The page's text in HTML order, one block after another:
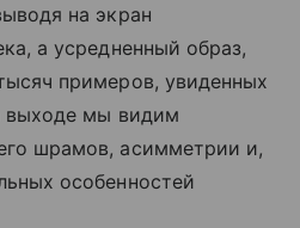
на экран
а усредненный образ,
примеров, увиденных
выходе мы видим
шрамов, асимметрии и,
особенностей